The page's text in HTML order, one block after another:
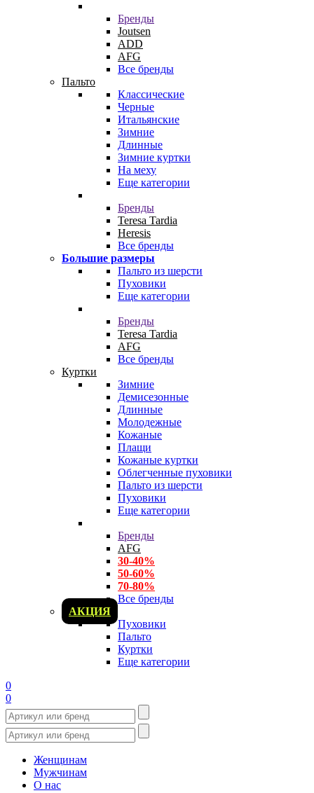
Бренды
Joutsen
ADD
AFG
Все бренды
Пальто
Классические
Черные
Итальянские
Зимние
Длинные
Зимние куртки
На меху
Еще категории
Бренды
Teresa Tardia
Heresis
Все бренды
Большие размеры
Пальто из шерсти
Пуховики
Еще категории
Бренды
Teresa Tardia
AFG
Все бренды
Куртки
Зимние
Демисезонные
Длинные
Молодежные
Кожаные
Плащи
Кожаные куртки
Облегченные пуховики
Пальто из шерсти
Пуховики
Еще категории
Бренды
AFG
30-40%
50-60%
70-80%
Все бренды
АКЦИЯ
Пуховики
Пальто
Куртки
Еще категории
0
0
Женщинам
Мужчинам
О нас